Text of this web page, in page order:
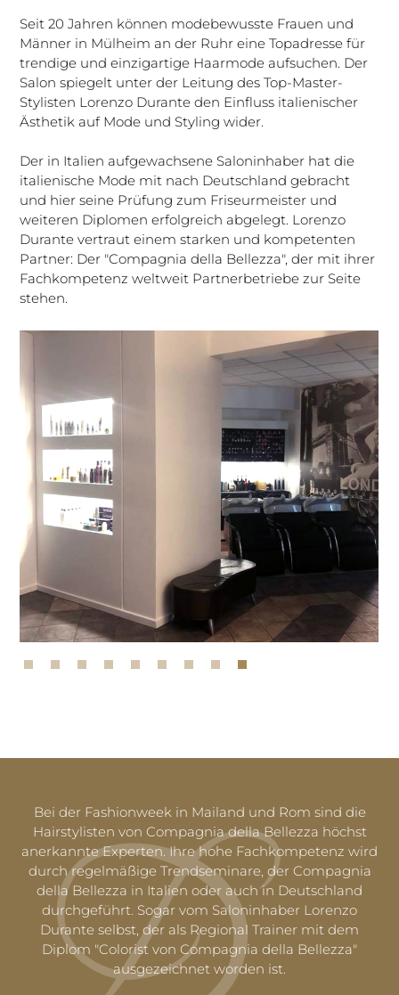
Seit 20 Jahren können modebewusste Frauen und
Männer in Mülheim an der Ruhr eine Topadresse für
trendige und einzigartige Haarmode aufsuchen. Der
Salon spiegelt unter der Leitung des Top-Master-
Stylisten Lorenzo Durante den Einfluss italienischer
Ästhetik auf Mode und Styling wider.
Der in Italien aufgewachsene Saloninhaber hat die
italienische Mode mit nach Deutschland gebracht
und hier seine Prüfung zum Friseurmeister und
weiteren Diplomen erfolgreich abgelegt. Lorenzo
Durante vertraut einem starken und kompetenten
Partner: Der "Compagnia della Bellezza", der mit ihrer
Fachkompetenz weltweit Partnerbetriebe zur Seite
stehen.
Bei der Fashionweek in Mailand und Rom sind die
Hairstylisten von Compagnia della Bellezza höchst
anerkannte Experten. Ihre hohe Fachkompetenz wird
durch regelmäßige Trendseminare, der Compagnia
della Bellezza in Italien oder auch in Deutschland
durchgeführt. Sogar vom Saloninhaber Lorenzo
Durante selbst, der als Regional Trainer mit dem
Diplom "Colorist von Compagnia della Bellezza"
ausgezeichnet worden ist.